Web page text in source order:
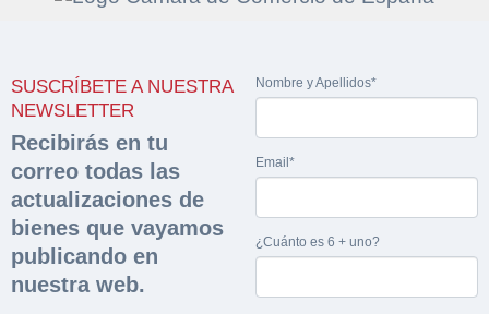
SUSCRÍBETE A NUESTRA
NEWSLETTER
Recibirás en tu
correo todas las
actualizaciones de
bienes que vayamos
publicando en
nuestra web.
Nombre y Apellidos*
Email*
¿Cuánto es 6 + uno?
documentación
sobre la peritación
Rellene este formulario y recibirá en su email el
enlace para descargar la documentación
Nombre y Apellidos*
Hacer Oferta
Razón social*
Teléfono*
Nombre y Apellidos*
Sobre Merfinsa
Venta de bienes muebles
Vehículos